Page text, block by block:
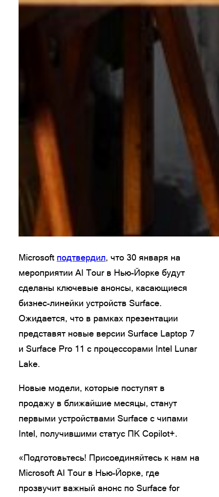
Microsoft подтвердил, что 30 января на
мероприятии AI Tour в Нью-Йорке будут
сделаны ключевые анонсы, касающиеся
бизнес-линейки устройств Surface.
Ожидается, что в рамках презентации
представят новые версии Surface Laptop 7
и Surface Pro 11 с процессорами Intel Lunar
Lake.
Новые модели, которые поступят в
продажу в ближайшие месяцы, станут
первыми устройствами Surface с чипами
Intel, получившими статус ПК Copilot+.
«Подготовьтесь! Присоединяйтесь к нам на
Microsoft AI Tour в Нью-Йорке, где
прозвучит важный анонс по Surface for